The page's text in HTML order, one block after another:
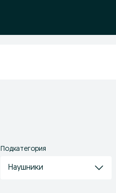
Подкатегория
Наушники